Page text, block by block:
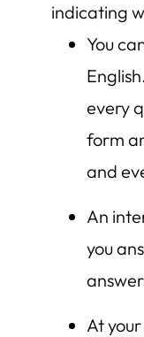
indicating
You
every
form
and
An
you
At